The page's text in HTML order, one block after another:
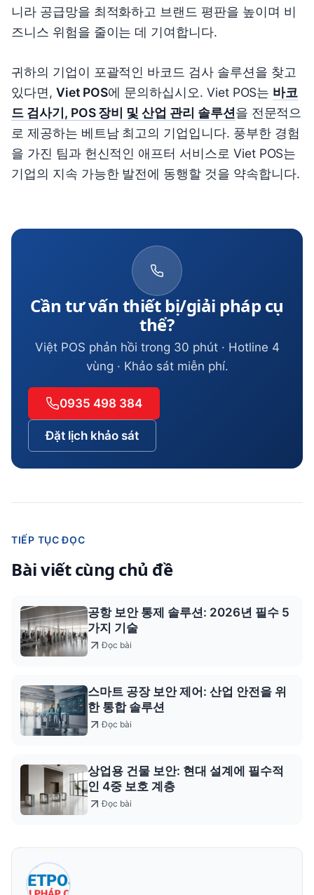
니라 공급망을 최적화하고 브랜드 평판을 높이며 비
즈니스 위험을 줄이는 데 기여합니다.
귀하의 기업이 포괄적인 바코드 검사 솔루션을 찾고
있다면, Viet POS에 문의하십시오. Viet POS는 바코
드 검사기, POS 장비 및 산업 관리 솔루션 을 전문적으
로 제공하는 베트남 최고의 기업입니다. 풍부한 경험
을 가진 팀과 헌신적인 애프터 서비스로 Viet POS는
기업의 지속 가능한 발전에 동행할 것을 약속합니다.
Cần tư vấn thiết bị/giải pháp cụ
thể?
Việt POS phản hồi trong 30 phút · Hotline 4
vùng · Khảo sát miễn phí.
0935 498 384
Đặt lịch khảo sát
TIẾP TỤC ĐỌC
Bài viết cùng chủ đề
공항 보안 통제 솔루션: 2026년 필수 5
가지 기술
Đọc bài
스마트 공장 보안 제어: 산업 안전을 위
한 통합 솔루션
Đọc bài
상업용 건물 보안: 현대 설계에 필수적
인 4중 보호 계층
Đọc bài